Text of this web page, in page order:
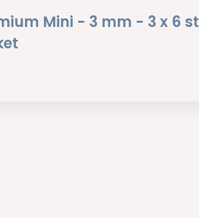
Mini - 3 mm - 3 x 6